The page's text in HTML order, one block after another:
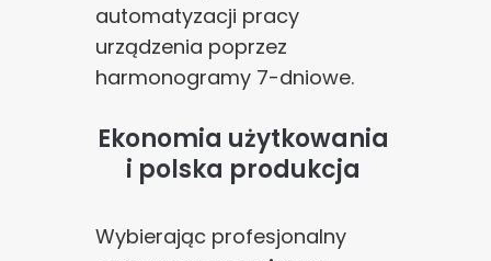
automatyzacji pracy
urządzenia poprzez
harmonogramy 7-dniowe.
Ekonomia użytkowania
i polska produkcja
Wybierając profesjonalny